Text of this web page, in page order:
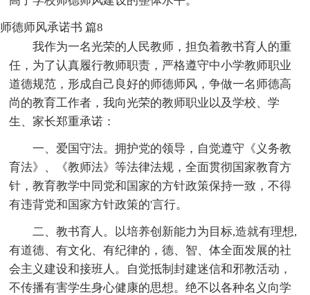
师德师风承诺书 篇8
我作为一名光荣的人民教师，担负着教书育人的重
任，为了认真履行教师职责，严格遵守中小学教师职业
道德规范，形成自己良好的师德师风，争做一名师德高
尚的教育工作者，我向光荣的教师职业以及学校、学
生、家长郑重承诺：
一、爱国守法。拥护党的领导，自觉遵守《义务教
育法》、《教师法》等法律法规，全面贯彻国家教育方
针，教育教学中同党和国家的方针政策保持一致，不得
有违背党和国家方针政策的'言行。
二、教书育人。以培养创新能力为目标,造就有理想,
有道德、有文化、有纪律的，德、智、体全面发展的社
会主义建设和接班人。自觉抵制封建迷信和邪教活动，
不传播有害学生身心健康的思想。绝不以各种名义向学